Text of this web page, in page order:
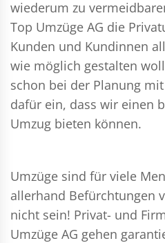
wiederum zu
Top Umzüge AG die
Kunden und Kundinnen
wie möglich gestalten
schon bei der Planung
dafür ein, dass wir einen
Umzug bieten können.
Umzüge sind für viele
allerhand Befürchtungen
nicht sein! Privat- und
Umzüge AG gehen